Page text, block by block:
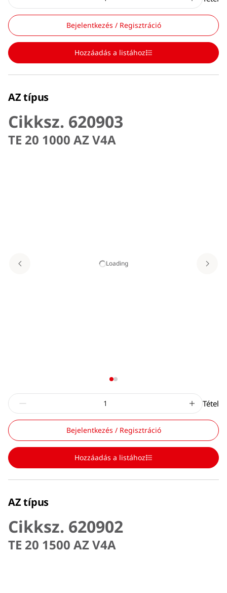
Bejelentkezés / Regisztráció
Hozzáadás a listához
AZ típus
Cikksz. 620903
TE 20 1000 AZ V4A
Loading
Tétel
Bejelentkezés / Regisztráció
Hozzáadás a listához
AZ típus
Cikksz. 620902
TE 20 1500 AZ V4A